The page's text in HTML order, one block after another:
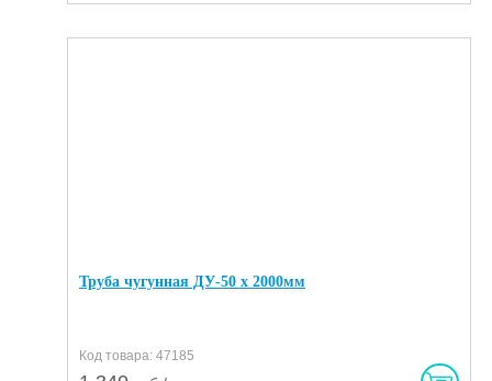
Труба чугунная ДУ-50 х 2000мм
Код товара: 47185